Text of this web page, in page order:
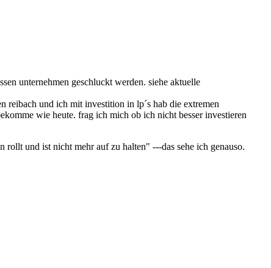
unternehmen geschluckt werden. siehe aktuelle
reibach und ich mit investition in lp´s hab die extremen
wie heute. frag ich mich ob ich nicht besser investieren
rollt und ist nicht mehr auf zu halten" ---das sehe ich genauso.